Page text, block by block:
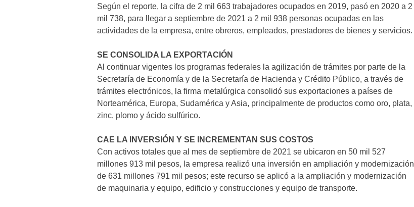
Según el reporte, la cifra de 2 mil 663 trabajadores ocupados en 2019, pasó en 2020 a 2
mil 738, para llegar a septiembre de 2021 a 2 mil 938 personas ocupadas en las
actividades de la empresa, entre obreros, empleados, prestadores de bienes y servicios.
SE CONSOLIDA LA EXPORTACIÓN
Al continuar vigentes los programas federales la agilización de trámites por parte de la
Secretaría de Economía y de la Secretaría de Hacienda y Crédito Público, a través de
trámites electrónicos, la firma metalúrgica consolidó sus exportaciones a países de
Norteamérica, Europa, Sudamérica y Asia, principalmente de productos como oro, plata,
zinc, plomo y ácido sulfúrico.
CAE LA INVERSIÓN Y SE INCREMENTAN SUS COSTOS
Con activos totales que al mes de septiembre de 2021 se ubicaron en 50 mil 527
millones 913 mil pesos, la empresa realizó una inversión en ampliación y modernización
de 631 millones 791 mil pesos; este recurso se aplicó a la ampliación y modernización
de maquinaria y equipo, edificio y construcciones y equipo de transporte.